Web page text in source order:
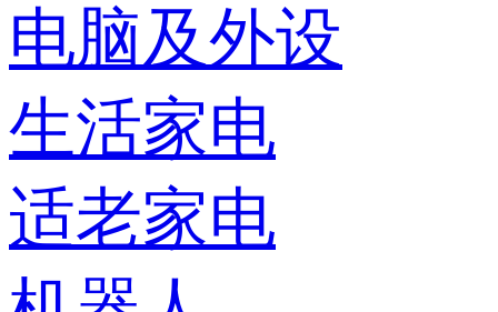
电脑及外设
生活家电
适老家电